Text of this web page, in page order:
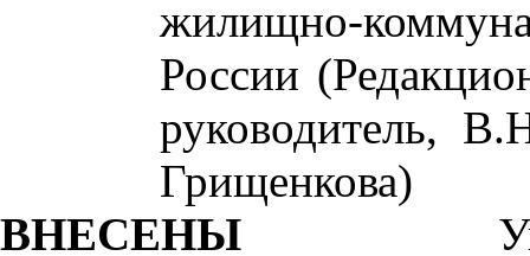
жилищно-
России
руководитель,
Грищенкова)
ВНЕСЕНЫ